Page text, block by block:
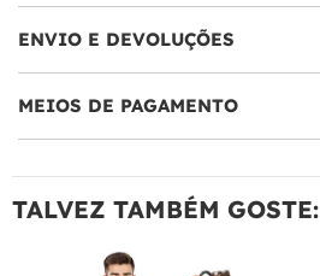
ENVIO E DEVOLUÇÕES
MEIOS DE PAGAMENTO
TALVEZ TAMBÉM GOSTE: